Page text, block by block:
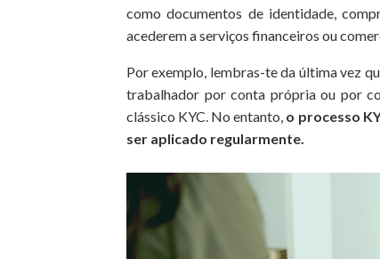
como documentos de identidade,
acederem a serviços financeiros ou
Por exemplo, lembras-te da última vez
trabalhador por conta própria ou por
clássico KYC. No entanto, o processo
ser aplicado regularmente.